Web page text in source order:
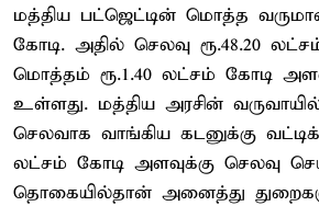
மத்திய பட்ஜெட்டின் மொத்த
கோடி. அதில் செலவு ரூ.48.20
மொத்தம் ரூ.1.40 லட்சம் கோடி
உள்ளது. மத்திய அரசின்
செலவாக வாங்கிய கடனுக்கு
லட்சம் கோடி அளவுக்கு செலவு
தொகையில்தான் அனைத்து